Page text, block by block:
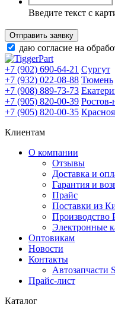
Введите текст с
Отправить заявку
даю согласие на
+7 (902) 690-64-21 Сургут
+7 (932) 022-08-88 Тюмень
+7 (908) 889-73-73
+7 (905) 820-00-39
+7 (905) 820-00-35
Клиентам
О компании
Отзывы
Доставка и
Гарантия и
Прайс
Поставки из
Производство
Электронные
Оптовикам
Новости
Контакты
Автозапчасти
Прайс-лист
Каталог